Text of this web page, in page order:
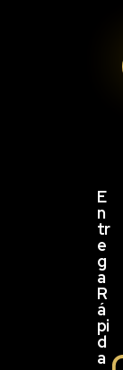
E
N
Tr
E
G
A
R
Á
Pi
D
A